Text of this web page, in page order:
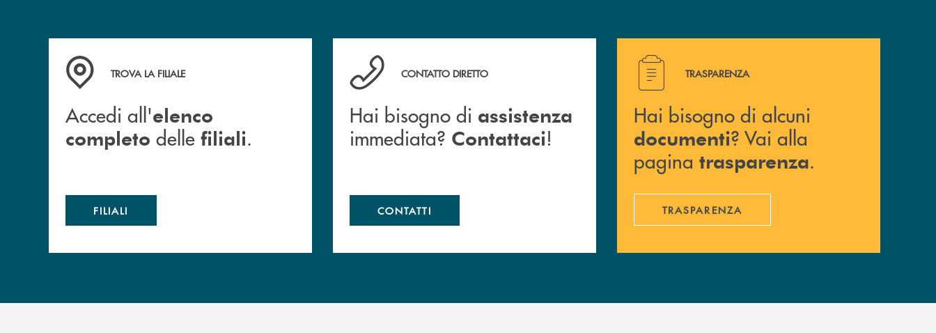
Accedi all' elenco completo delle filiali .
TROVA LA FILIALE
Accedi all'elenco
completo delle filiali.
FILIALI
Hai bisogno di assistenza immediata? Contattaci !
CONTATTO DIRETTO
Hai bisogno di assistenza
immediata? Contattaci!
CONTATTI
Hai bisogno di alcuni documenti ? Vai alla pagina
TRASPARENZA
Hai bisogno di alcuni
documenti? Vai alla
pagina trasparenza.
TRASPARENZA